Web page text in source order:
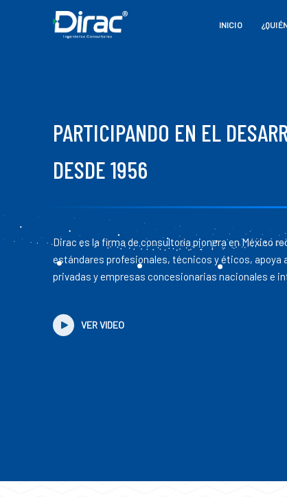
INICIO
PARTICIPANDO EN EL
DESDE 1956
Dirac es la firma de consultoría pionera en México
estándares profesionales, técnicos y éticos, apoya
privadas y empresas concesionarias nacionales e
VER VIDEO